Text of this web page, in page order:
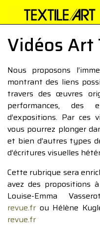
Vidéos Art
Nous proposons
montrant des liens
travers des œuvres
performances,
d’expositions. Par ces
vous pourrez plonger
et bien d’autres types
d’écritures visuelles
Cette rubrique sera
avez des propositions
Louise-Emma
revue.fr ou Hélène
revue.fr